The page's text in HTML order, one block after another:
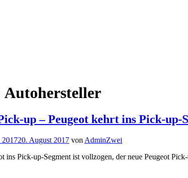
Autohersteller
up – Peugeot kehrt ins Pick-up-
201720. August 2017 von AdminZwei
ins Pick-up-Segment ist vollzogen, der neue Peugeot